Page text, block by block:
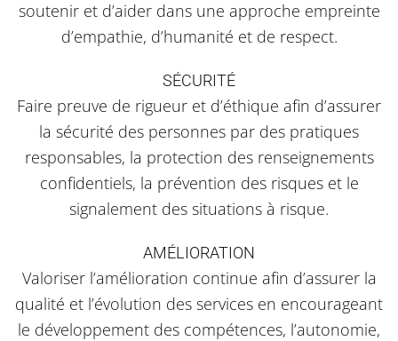
soutenir et d’aider dans une approche empreinte
d’empathie, d’humanité et de respect.
SÉCURITÉ
Faire preuve de rigueur et d’éthique afin d’assurer
la sécurité des personnes par des pratiques
responsables, la protection des renseignements
confidentiels, la prévention des risques et le
signalement des situations à risque.
AMÉLIORATION
Valoriser l’amélioration continue afin d’assurer la
qualité et l’évolution des services en encourageant
le développement des compétences, l’autonomie,